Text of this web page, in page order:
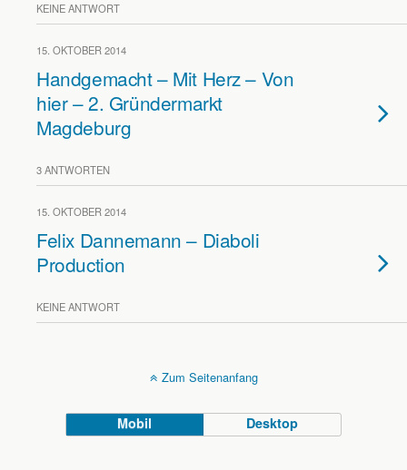
KEINE ANTWORT
15. OKTOBER 2014
Handgemacht – Mit Herz – Von
hier – 2. Gründermarkt
Magdeburg
3 ANTWORTEN
15. OKTOBER 2014
Felix Dannemann – Diaboli
Production
KEINE ANTWORT
Zum Seitenanfang
Mobil Desktop